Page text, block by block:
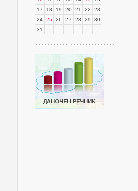
17
18 19 20 21 22
23
24
25 26 27 28 29
30
31